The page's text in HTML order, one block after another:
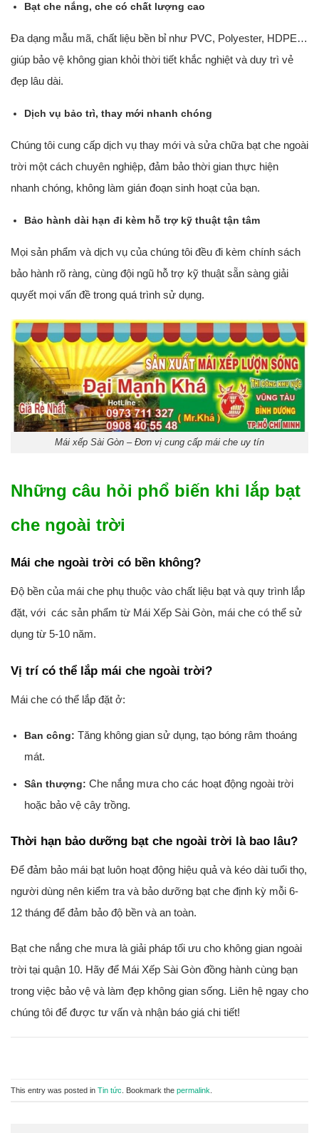
Bạt che nắng, che có chất lượng cao
Đa dạng mẫu mã, chất liệu bền bỉ như PVC, Polyester, HDPE…
giúp bảo vệ không gian khỏi thời tiết khắc nghiệt và duy trì vẻ
đẹp lâu dài.
Dịch vụ bảo trì, thay mới nhanh chóng
Chúng tôi cung cấp dịch vụ thay mới và sửa chữa bạt che ngoài
trời một cách chuyên nghiệp, đảm bảo thời gian thực hiện
nhanh chóng, không làm gián đoạn sinh hoạt của bạn.
Bảo hành dài hạn đi kèm hỗ trợ kỹ thuật tận tâm
Mọi sản phẩm và dịch vụ của chúng tôi đều đi kèm chính sách
bảo hành rõ ràng, cùng đội ngũ hỗ trợ kỹ thuật sẵn sàng giải
quyết mọi vấn đề trong quá trình sử dụng.
Mái xếp Sài Gòn – Đơn vị cung cấp mái che uy tín
Những câu hỏi phổ biến khi lắp bạt
che ngoài trời
Mái che ngoài trời có bền không?
Độ bền của mái che phụ thuộc vào chất liệu bạt và quy trình lắp
đặt, với các sản phẩm từ Mái Xếp Sài Gòn, mái che có thể sử
dụng từ 5-10 năm.
Vị trí có thể lắp mái che ngoài trời?
Mái che có thể lắp đặt ở:
Ban công: Tăng không gian sử dụng, tạo bóng râm thoáng
mát.
Sân thượng: Che nắng mưa cho các hoạt động ngoài trời
hoặc bảo vệ cây trồng.
Thời hạn bảo dưỡng bạt che ngoài trời là bao lâu?
Để đảm bảo mái bạt luôn hoạt động hiệu quả và kéo dài tuổi thọ,
người dùng nên kiểm tra và bảo dưỡng bạt che định kỳ mỗi 6-
12 tháng để đảm bảo độ bền và an toàn.
Bạt che nắng che mưa là giải pháp tối ưu cho không gian ngoài
trời tại quận 10. Hãy để Mái Xếp Sài Gòn đồng hành cùng bạn
trong việc bảo vệ và làm đẹp không gian sống. Liên hệ ngay cho
chúng tôi để được tư vấn và nhận báo giá chi tiết!
This entry was posted in Tin tức . Bookmark the permalink